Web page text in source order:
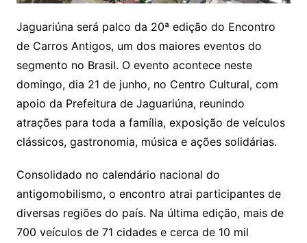
Jaguariúna será palco da 20ª edição do Encontro
de Carros Antigos, um dos maiores eventos do
segmento no Brasil. O evento acontece neste
domingo, dia 21 de junho, no Centro Cultural, com
apoio da Prefeitura de Jaguariúna, reunindo
atrações para toda a família, exposição de veículos
clássicos, gastronomia, música e ações solidárias.
Consolidado no calendário nacional do
antigomobilismo, o encontro atrai participantes de
diversas regiões do país. Na última edição, mais de
700 veículos de 71 cidades e cerca de 10 mil